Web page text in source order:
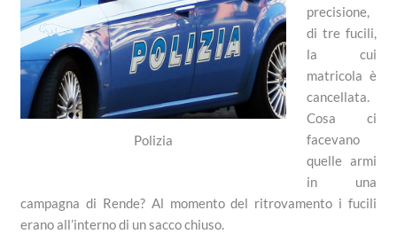
Polizia
precisione,
di tre fucili,
la cui
matricola è
cancellata.
Cosa ci
facevano
quelle armi
in una
campagna di Rende? Al momento del ritrovamento i fucili
erano all’interno di un sacco chiuso.